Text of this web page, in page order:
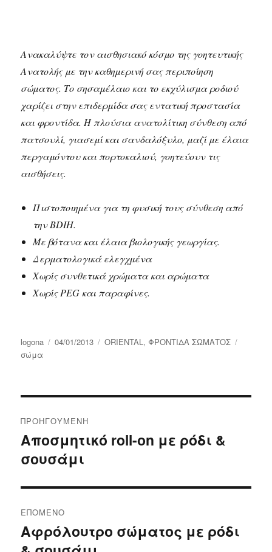
Ανακαλύψτε τον αισθησιακό κόσμο της γοητευτικής
Ανατολής με την καθημερινή σας περιποίηση
σώματος. Το σησαμέλαιο και το εκχύλισμα ροδιού
χαρίζει στην επιδερμίδα σας εντατική προστασία
και φροντίδα. Η πλούσια ανατολίτικη σύνθεση από
πατσουλί, γιασεμί και σανδαλόξυλο, μαζί με έλαια
περγαμόντου και πορτοκαλιού, γοητεύουν τις
αισθήσεις.
Πιστοποιημένα για τη φυσική τους σύνθεση από
την BDIH.
Με βότανα και έλαια βιολογικής γεωργίας.
Δερματολογικά ελεγχμένα
Χωρίς συνθετικά χρώματα και αρώματα
Χωρίς PEG και παραφίνες.
Συντάκτης
logona
Δημοσιεύτηκε
04/01/2013 Κατηγορίες
ORIENTAL, ΦΡΟΝΤΙΔΑ ΣΩΜΑΤΟΣ
σώμα
άρθρων
ΠΡΟΗΓΟΎΜΕΝΗ
Προηγούμενο
άρθρο:
Αποσμητικό roll-on με ρόδι &
σουσάμι
ΕΠΌΜΕΝΟ
Επόμενο
άρθρο:
Αφρόλουτρο σώματος με ρόδι